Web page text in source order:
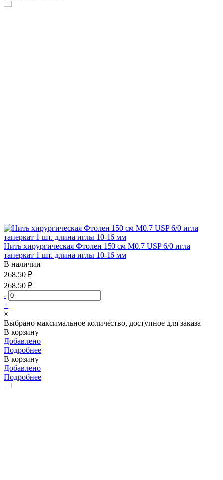
Нить хирургическая Фтолен 150 см М0.7 USP 6/0 игла
таперкат 1 шт. длина иглы 10-16 мм
В наличии
268.50 ₽
268.50 ₽
-
+
×
Выбрано максимальное количество, доступное для заказа
В корзину
Добавлено
Подробнее
В корзину
Добавлено
Подробнее